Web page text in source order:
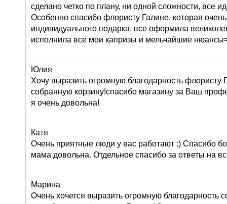
сделано четко по плану, ни одной сложности, все
Особенно спасибо флористу Галине, которая
индивидуального подарка, все оформила
исполнила все мои капризы и мельчайшие
Юлия
Хочу выразить огромную благодарность флористу
собранную корзину!спасибо магазину за Ваш
я очень довольна!
Катя
Очень приятные люди у вас работают :) Спасибо
мама довольна. Отдельное спасибо за ответы на
Марина
Очень хочется выразить огромную благодарность